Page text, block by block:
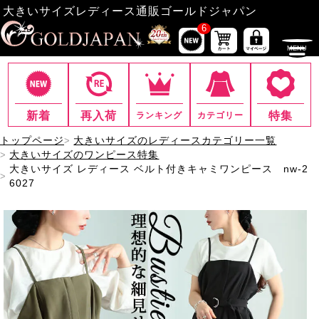
大きいサイズレディース通販ゴールドジャパン
6
新着 再入荷 ランキング カテゴリー 特集
トップページ
大きいサイズのレディースカテゴリー一覧
大きいサイズのワンピース特集
大きいサイズ レディース ベルト付きキャミワンピース nw-2
6027